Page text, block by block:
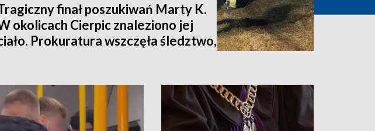
finał poszukiwań Marty K.
okolicach Cierpic znaleziono jej
Prokuratura wszczęła śledztwo,